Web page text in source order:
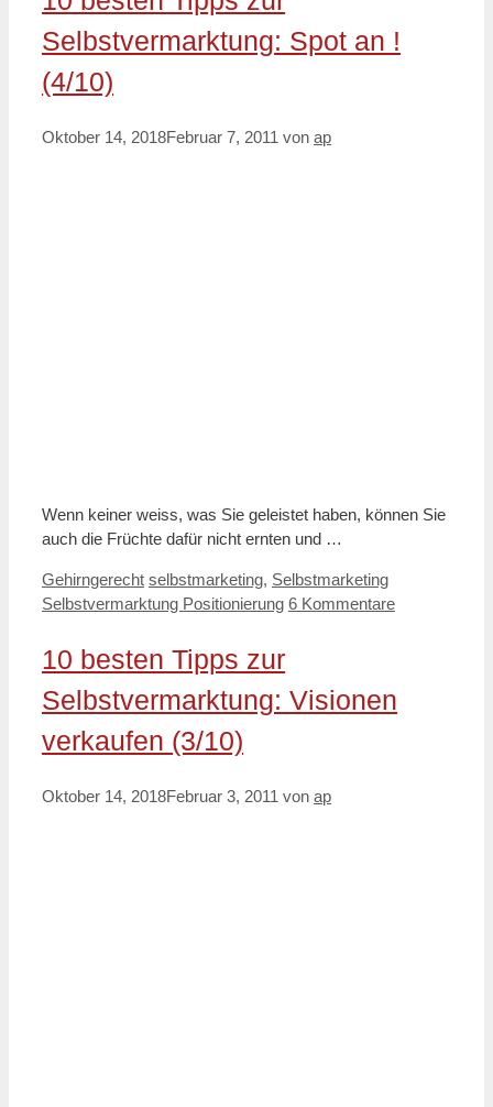
Selbstvermarktung: Spot an !
(4/10)
Oktober 14, 2018Februar 7, 2011 von ap
Wenn keiner weiss, was Sie geleistet haben, können Sie
auch die Früchte dafür nicht ernten und …
Kategorien
Gehirngerecht Schlagwörter
selbstmarketing, Selbstmarketing
Selbstvermarktung Positionierung 6 Kommentare
10 besten Tipps zur
Selbstvermarktung: Visionen
verkaufen (3/10)
Oktober 14, 2018Februar 3, 2011 von ap